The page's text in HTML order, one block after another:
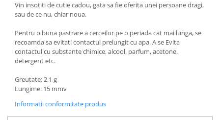
Vin insotiti de cutie cadou, gata sa fie oferita unei persoane dragi,
sau de ce nu, chiar noua.
Pentru o buna pastrare a cerceilor pe o periada cat mai lunga, se
recoamda sa evitati contactul prelungit cu apa. A se Evita
contactul cu substante chimice, alcool, parfum, acetone,
detergent etc.
Greutate: 2,1 g
Lungime: 15 mmv
Informatii conformitate produs